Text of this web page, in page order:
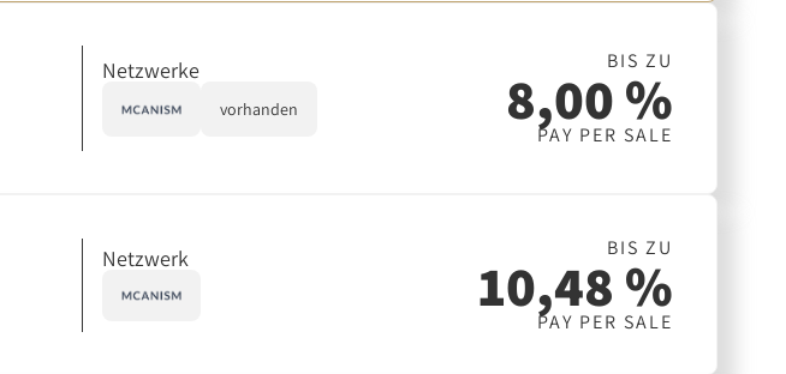
Netzwerke
vorhanden
BIS ZU
8,00 %
PAY PER SALE
Netzwerk BIS ZU
10,48 %
PAY PER SALE